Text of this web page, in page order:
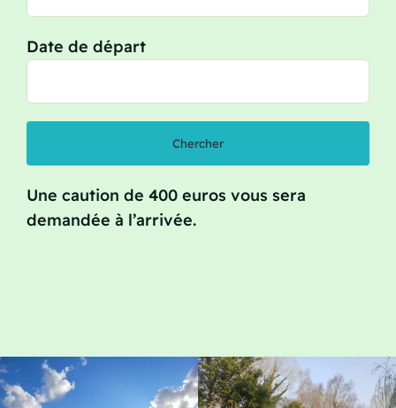
Date de départ
Une caution de 400 euros vous sera
demandée à l’arrivée.